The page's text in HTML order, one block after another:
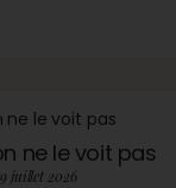
ne le voit pas
Voix du Nord - 29 juillet 2026